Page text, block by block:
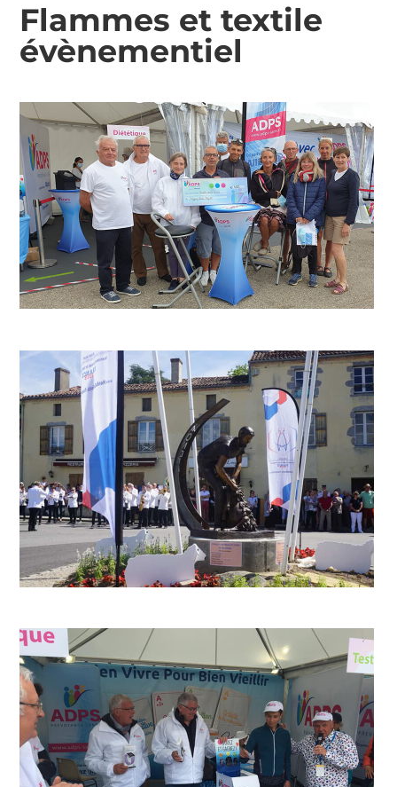
Flammes et textile
évènementiel